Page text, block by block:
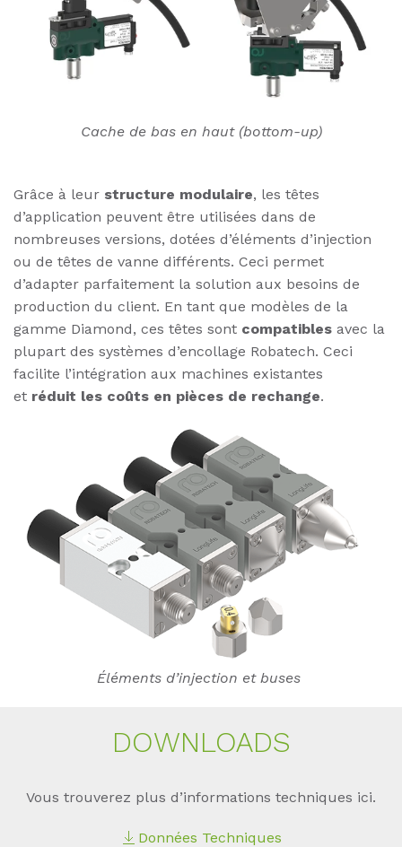
Cache de bas en haut (bottom-up)
Grâce à leur structure modulaire, les têtes
d’application peuvent être utilisées dans de
nombreuses versions, dotées d’éléments d’injection
ou de têtes de vanne différents. Ceci permet
d’adapter parfaitement la solution aux besoins de
production du client. En tant que modèles de la
gamme Diamond, ces têtes sont compatibles avec la
plupart des systèmes d’encollage Robatech. Ceci
facilite l’intégration aux machines existantes
et réduit les coûts en pièces de rechange.
Éléments d’injection et buses
DOWN­LOADS
Vous trouverez plus d’informations techniques ici.
Données Techniques